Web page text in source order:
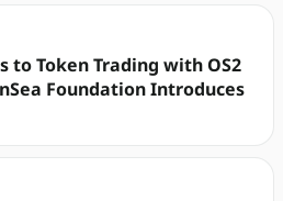
to Token Trading with OS2
Foundation Introduces